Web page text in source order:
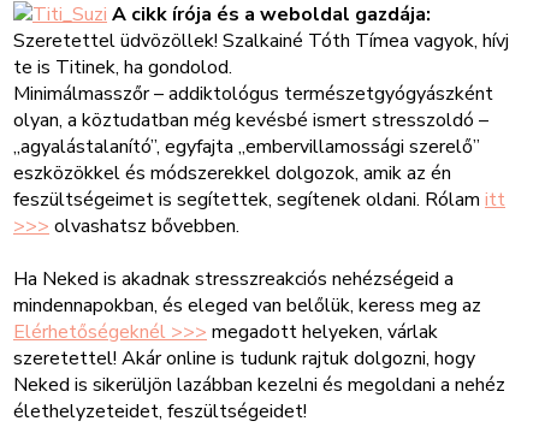
A cikk írója és a weboldal gazdája:
Szeretettel üdvözöllek! Szalkainé Tóth Tímea vagyok, hívj
te is Titinek, ha gondolod.
Minimálmasszőr – addiktológus természetgyógyászként
olyan, a köztudatban még kevésbé ismert stresszoldó –
„agyalástalanító”, egyfajta „embervillamossági szerelő”
eszközökkel és módszerekkel dolgozok, amik az én
feszültségeimet is segítettek, segítenek oldani. Rólam itt
>>>olvashatsz bővebben.
Ha Neked is akadnak stresszreakciós nehézségeid a
mindennapokban, és eleged van belőlük, keress meg az
Elérhetőségeknél >>>megadott helyeken, várlak
szeretettel! Akár online is tudunk rajtuk dolgozni, hogy
Neked is sikerüljön lazábban kezelni és megoldani a nehéz
élethelyzeteidet, feszültségeidet!